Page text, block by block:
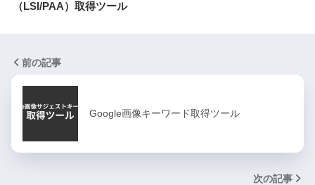
（LSI/PAA）取得ツール
前の記事
Google画像キーワード取得ツール
次の記事